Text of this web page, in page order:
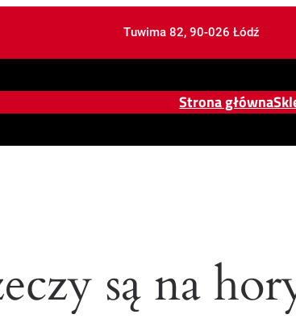
Tuwima 82, 90-026 Łódź
Strona główna
są na